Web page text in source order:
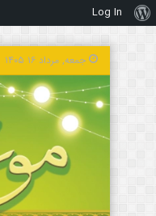
درباره
وردپرس
Log In
جمعه, مرداد ۱۶ ۱۴۰۵